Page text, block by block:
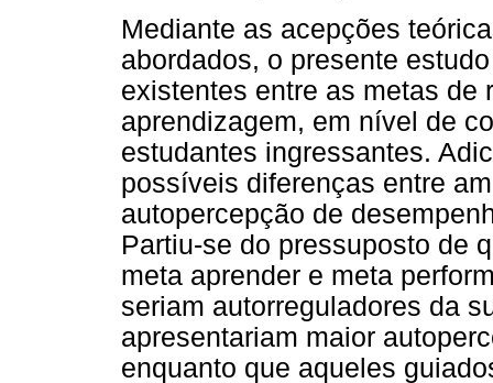
Mediante as acepções
abordados, o presente
existentes entre as metas de
aprendizagem, em nível de
estudantes ingressantes.
possíveis diferenças entre
autopercepção de
Partiu-se do pressuposto de
meta aprender e meta
seriam autorreguladores da
apresentariam maior
enquanto que aqueles